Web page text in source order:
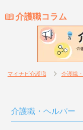
介護職コラム
マイナビ介護職 介護職
介護職・ヘルパー